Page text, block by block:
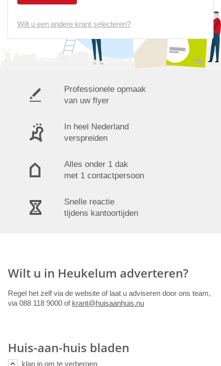
Wilt u een andere krant selecteren?
Professionele opmaak
van uw flyer
In heel Nederland
verspreiden
Alles onder 1 dak
met 1 contactpersoon
Snelle reactie
tijdens kantoortijden
Wilt u in Heukelum adverteren?
Regel het zelf via de website of laat u adviseren door ons team,
via 088 118 9000 of krant@huisaanhuis.nu
Huis-aan-huis bladen